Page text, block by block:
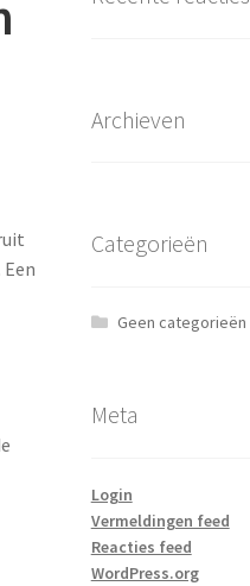
Archieven
Categorieën
Geen categorieën
Meta
Login
Vermeldingen feed
Reacties feed
WordPress.org